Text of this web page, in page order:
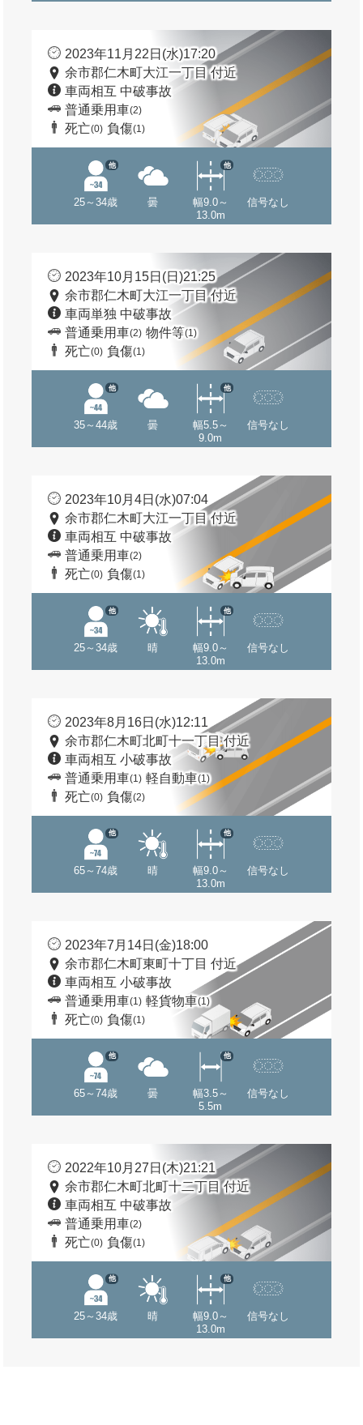
2023年11月22日(水)17:20
余市郡仁木町大江一丁目 付近
車両相互 中破事故
普通乗用車(2)
死亡(0) 負傷(1)
25～34歳
他
曇
幅9.0～
13.0m
他
信号なし
2023年10月15日(日)21:25
余市郡仁木町大江一丁目 付近
車両単独 中破事故
普通乗用車(2) 物件等(1)
死亡(0) 負傷(1)
35～44歳
他
曇
幅5.5～
9.0m
他
信号なし
2023年10月4日(水)07:04
余市郡仁木町大江一丁目 付近
車両相互 中破事故
普通乗用車(2)
死亡(0) 負傷(1)
25～34歳
他
晴
幅9.0～
13.0m
他
信号なし
2023年8月16日(水)12:11
余市郡仁木町北町十一丁目 付近
車両相互 小破事故
普通乗用車(1) 軽自動車(1)
死亡(0) 負傷(2)
65～74歳
他
晴
幅9.0～
13.0m
他
信号なし
2023年7月14日(金)18:00
余市郡仁木町東町十丁目 付近
車両相互 小破事故
普通乗用車(1) 軽貨物車(1)
死亡(0) 負傷(1)
65～74歳
他
曇
幅3.5～
5.5m
他
信号なし
2022年10月27日(木)21:21
余市郡仁木町北町十二丁目 付近
車両相互 中破事故
普通乗用車(2)
死亡(0) 負傷(1)
25～34歳
他
晴
幅9.0～
13.0m
他
信号なし